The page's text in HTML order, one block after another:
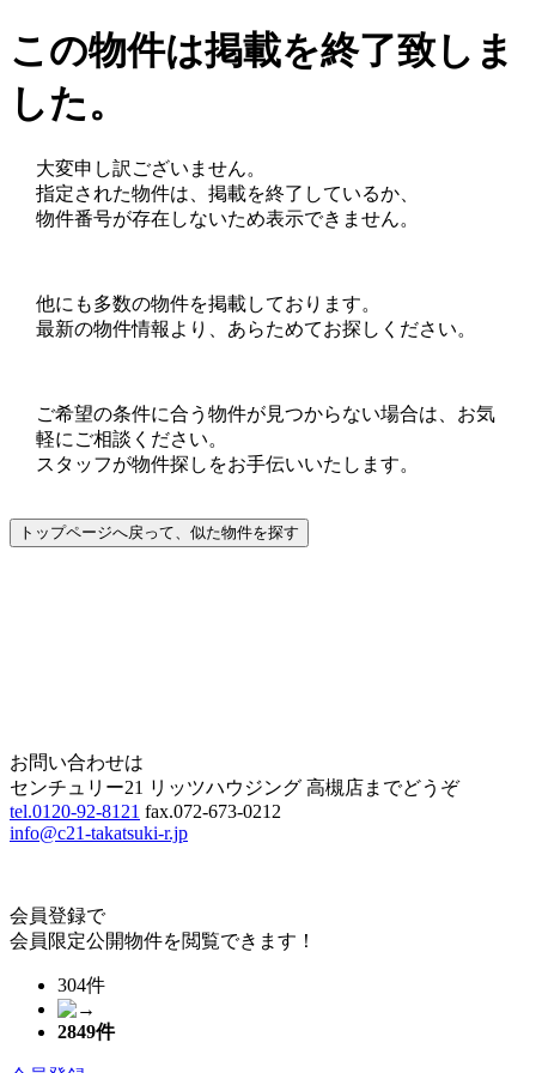
この物件は掲載を終了致しま
した。
大変申し訳ございません。
指定された物件は、掲載を終了しているか、
物件番号が存在しないため表示できません。
他にも多数の物件を掲載しております。
最新の物件情報より、あらためてお探しください。
ご希望の条件に合う物件が見つからない場合は、お気
軽にご相談ください。
スタッフが物件探しをお手伝いいたします。
お問い合わせは
センチュリー21 リッツハウジング 高槻店までどうぞ
tel.0120-92-8121 fax.072-673-0212
info@c21-takatsuki-r.jp
会員登録で
会員限定公開物件を閲覧できます！
304件
2849件